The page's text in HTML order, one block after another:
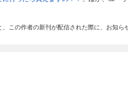
この作者の新刊が配信された際に、お知ら